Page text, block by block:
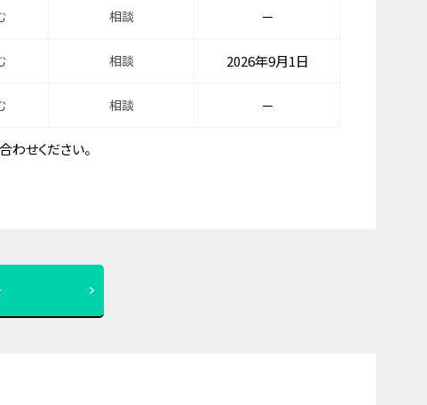
相談 －
相談 2026年9月1日
相談 －
せください。